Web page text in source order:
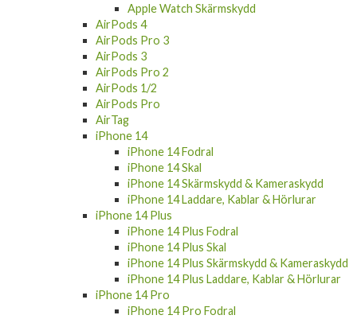
Apple Watch Skärmskydd
AirPods 4
AirPods Pro 3
AirPods 3
AirPods Pro 2
AirPods 1/2
AirPods Pro
AirTag
iPhone 14
iPhone 14 Fodral
iPhone 14 Skal
iPhone 14 Skärmskydd & Kameraskydd
iPhone 14 Laddare, Kablar & Hörlurar
iPhone 14 Plus
iPhone 14 Plus Fodral
iPhone 14 Plus Skal
iPhone 14 Plus Skärmskydd & Kameraskydd
iPhone 14 Plus Laddare, Kablar & Hörlurar
iPhone 14 Pro
iPhone 14 Pro Fodral